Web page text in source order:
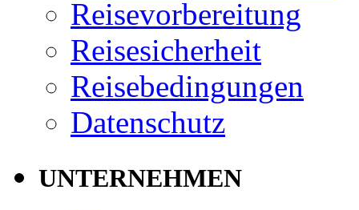
Reisevorbereitung
Reisesicherheit
Reisebedingungen
Datenschutz
UNTERNEHMEN